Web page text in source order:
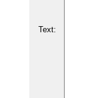
Text: